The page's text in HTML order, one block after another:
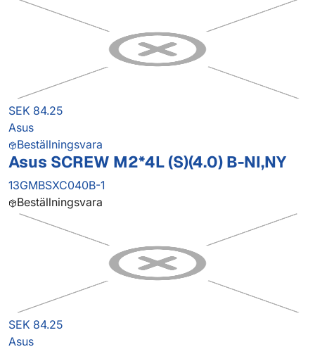
SEK 84.25
Asus
Beställningsvara
Asus SCREW M2*4L (S)(4.0) B-NI,NY
13GMBSXC040B-1
Beställningsvara
SEK 84.25
Asus